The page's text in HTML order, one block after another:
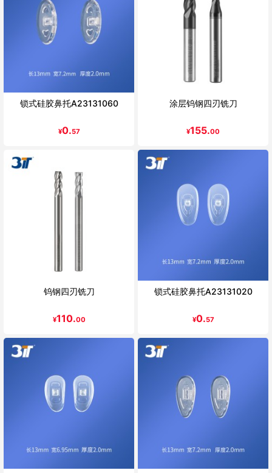
锁式硅胶鼻托A23131060
¥0.57
涂层钨钢四刃铣刀
¥155.00
钨钢四刃铣刀
¥110.00
锁式硅胶鼻托A23131020
¥0.57